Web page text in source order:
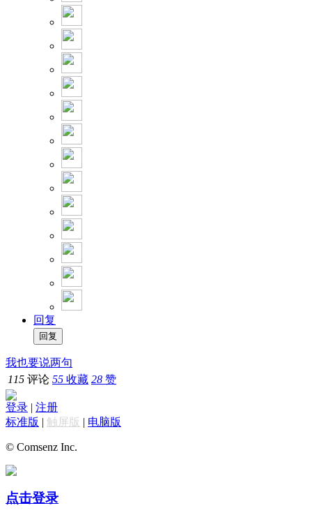
回复
我也要说两句
115 评论 55 收藏 28 赞
登录 | 注册
标准版 | 触屏版 | 电脑版
© Comsenz Inc.
点击登录